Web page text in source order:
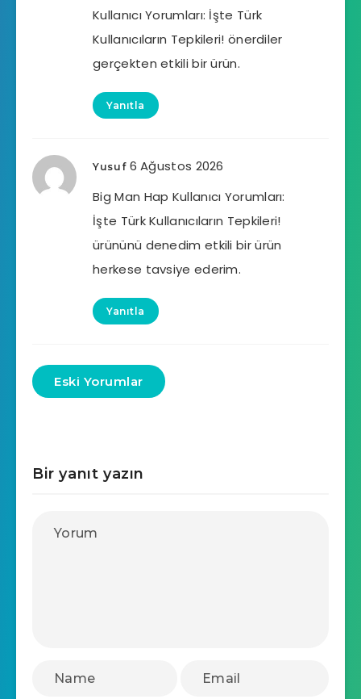
Kullanıcı Yorumları: İşte Türk
Kullanıcıların Tepkileri! önerdiler
gerçekten etkili bir ürün.
Yanıtla
Yusuf 6 Ağustos 2026
Big Man Hap Kullanıcı Yorumları:
İşte Türk Kullanıcıların Tepkileri!
ürününü denedim etkili bir ürün
herkese tavsiye ederim.
Yanıtla
Eski Yorumlar
Bir yanıt yazın